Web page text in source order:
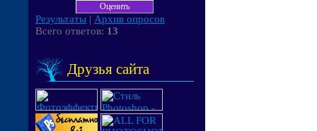
Результаты | Архив опросов
Всего ответов: 13
Друзья сайта